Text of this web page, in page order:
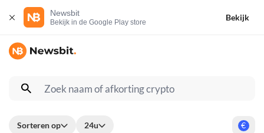
Newsbit
Bekijk in de Google Play store
Bekijk
Sorteren op 24u €